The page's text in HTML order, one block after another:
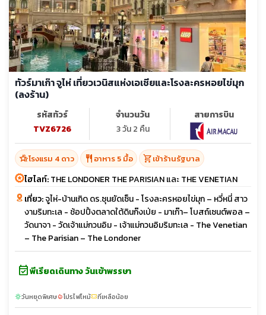
ทัวร์มาเก๊า จูไห่ เที่ยวเวนิสแห่งเอเชียและโรงละครหอยไข่มุก
(ลงร้าน)
รหัสทัวร์
TVZ6726
จำนวนวัน
3 วัน 2 คืน
สายการบิน
hotel_classโรงแรม 4 ดาว restaurant อาหาร 5 มื้อ shopping_cartเข้าร้านรัฐบาล
ไฮไลท์:THE LONDONER THE PARISIAN และ THE VENETIAN
เที่ยว:จูไห่-บ้านเกิด ดร.ซุนยัดเซ็น - โรงละครหอยไข่มุก – หวี่หนี่ สาว
งามริมทะเล - ช้อปปิ้งตลาดใต้ดินก๊งเป่ย - มาเก๊า– โบสถ์เซนต์พอล –
วัดนาจา - วัดเจ้าแม่กวนอิม - เจ้าแม่กวนอิมริมทะเล - The Venetian
– The Parisian – The Londoner
event_availableพีเรียดเดินทาง วันเข้าพรรษา
sunnyวันหยุดพิเศษlocal_fire_departmentโปรไฟไหม้confirmation_numberที่เหลือน้อย